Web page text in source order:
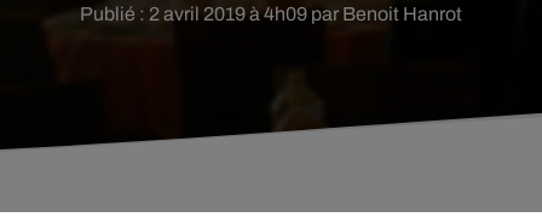
Publié : 2 avril 2019 à 4h09 par Benoit Hanrot